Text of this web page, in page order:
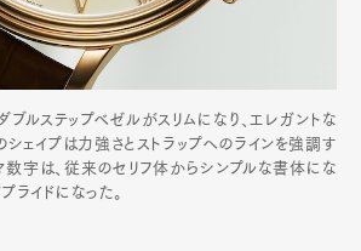
ブルステップベゼルがスリムになり、エレガントな
ェイプは力強さとストラップへのラインを強調す
数字は、従来のセリフ体からシンプルな書体にな
ライドになった。